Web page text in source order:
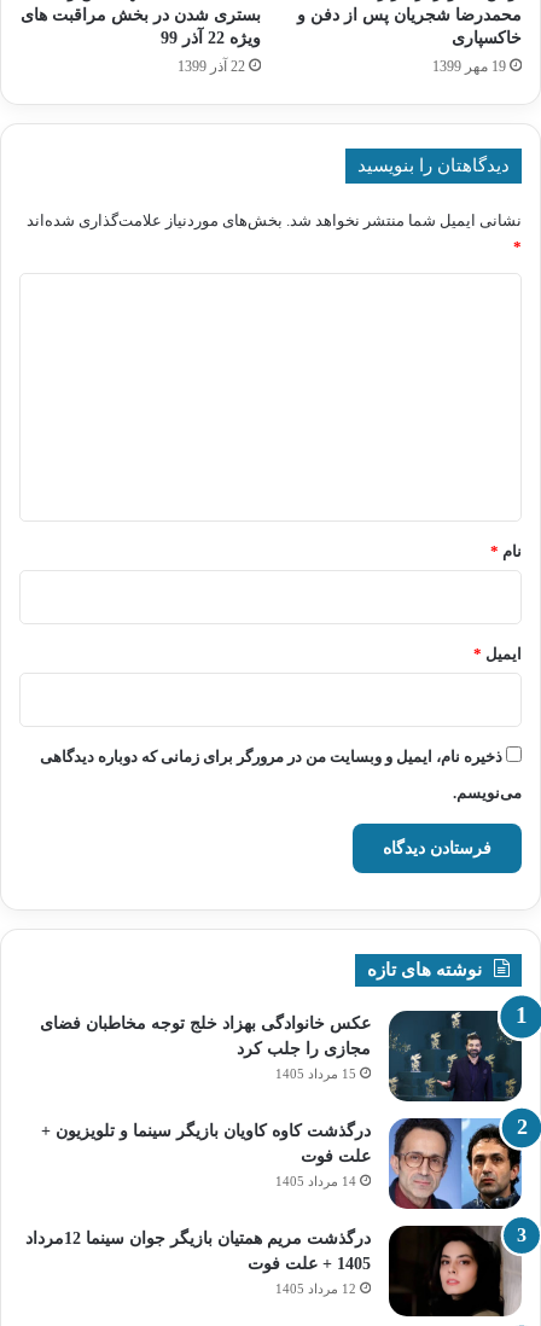
محمدرضا شجریان پس از دفن و
خاکسپاری
19 مهر 1399
بستری شدن در بخش مراقبت های
ویژه 22 آذر 99
22 آذر 1399
دیدگاهتان را بنویسید
نشانی ایمیل شما منتشر نخواهد شد. بخش‌های موردنیاز علامت‌گذاری شده‌اند
*
نام *
ایمیل *
ذخیره نام، ایمیل و وبسایت من در مرورگر برای زمانی که دوباره دیدگاهی
می‌نویسم.
نوشته های تازه
عکس خانوادگی بهزاد خلج توجه مخاطبان فضای
مجازی را جلب کرد
15 مرداد 1405
درگذشت کاوه کاویان بازیگر سینما و تلویزیون +
علت فوت
14 مرداد 1405
درگذشت مریم همتیان بازیگر جوان سینما 12مرداد
1405 + علت فوت
12 مرداد 1405